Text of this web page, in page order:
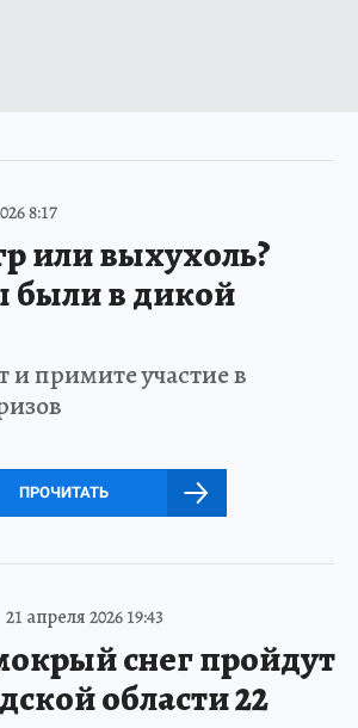
8:17
или выхухоль?
были в дикой
и примите участие в
ПРОЧИТАТЬ
21 апреля 2026 19:43
снег пройдут
области 22